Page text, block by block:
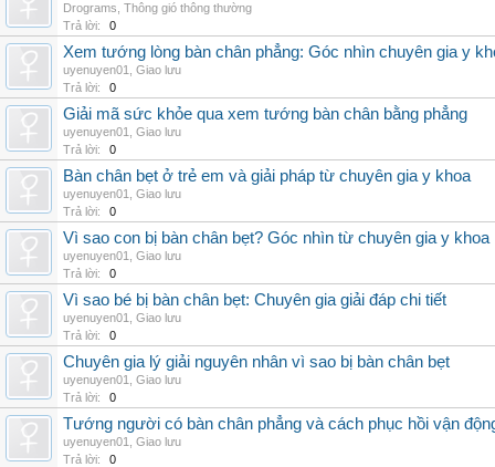
Drograms Thông gió thông thường
Trả lời:
0
Xem tướng lòng bàn chân phẳng: Góc nhìn chuyên gia y
uyenuyen01
Giao lưu
Trả lời:
0
Giải mã sức khỏe qua xem tướng bàn chân bằng phẳng
uyenuyen01
Giao lưu
Trả lời:
0
Bàn chân bẹt ở trẻ em và giải pháp từ chuyên gia y khoa
uyenuyen01
Giao lưu
Trả lời:
0
Vì sao con bị bàn chân bẹt? Góc nhìn từ chuyên gia y khoa
uyenuyen01
Giao lưu
Trả lời:
0
Vì sao bé bị bàn chân bẹt: Chuyên gia giải đáp chi tiết
uyenuyen01
Giao lưu
Trả lời:
0
Chuyên gia lý giải nguyên nhân vì sao bị bàn chân bẹt
uyenuyen01
Giao lưu
Trả lời:
0
Tướng người có bàn chân phẳng và cách phục hồi vận
uyenuyen01
Giao lưu
Trả lời:
0